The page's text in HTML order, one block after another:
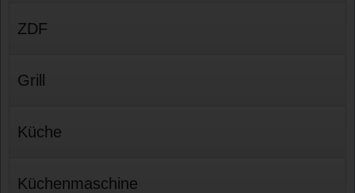
ZDF
Grill
Küche
Küchenmaschine